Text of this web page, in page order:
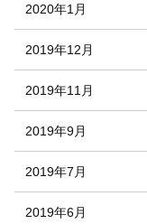
2020年1月
2019年12月
2019年11月
2019年9月
2019年7月
2019年6月